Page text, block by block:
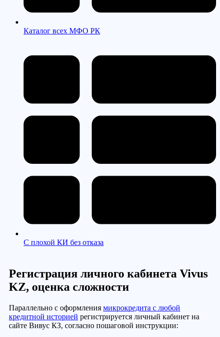
Каталог всех МФО РК
С плохой КИ без отказа
Регистрация личного кабинета Vivus
KZ, оценка сложности
Параллельно с оформления микрокредита с любой
кредитной историей регистрируется личный кабинет на
сайте Вивус КЗ, согласно пошаговой инструкции: